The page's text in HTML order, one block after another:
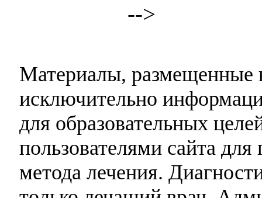
-->
Материалы, размещенные
исключительно
для образовательных
пользователями сайта
метода лечения.